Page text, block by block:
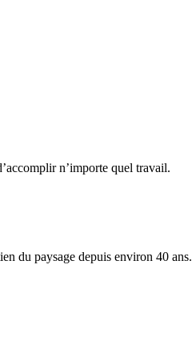
n’importe quel travail.
du paysage depuis environ 40 ans.